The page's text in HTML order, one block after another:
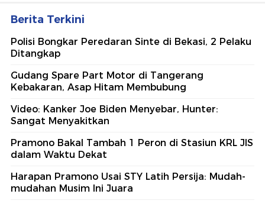
Berita Terkini
Polisi Bongkar Peredaran Sinte di Bekasi, 2 Pelaku
Ditangkap
Gudang Spare Part Motor di Tangerang
Kebakaran, Asap Hitam Membubung
Video: Kanker Joe Biden Menyebar, Hunter:
Sangat Menyakitkan
Pramono Bakal Tambah 1 Peron di Stasiun KRL JIS
dalam Waktu Dekat
Harapan Pramono Usai STY Latih Persija: Mudah-
mudahan Musim Ini Juara